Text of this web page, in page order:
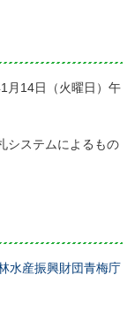
月14日（火曜日）午
システムによるもの
水産振興財団青梅庁